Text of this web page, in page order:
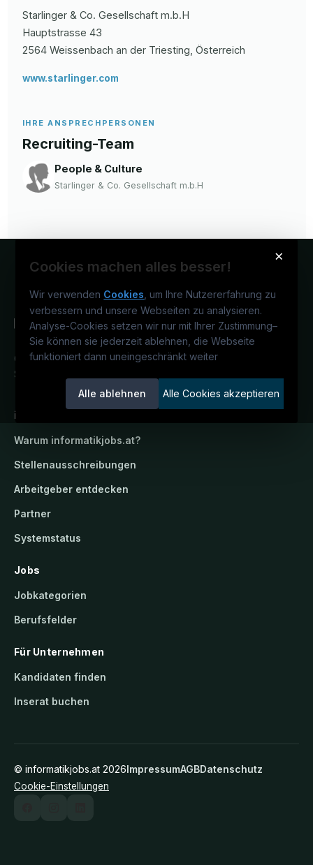
Starlinger & Co. Gesellschaft m.b.H
Hauptstrasse 43
2564 Weissenbach an der Triesting , Österreich
www.starlinger.com
IHRE ANSPRECHPERSONEN
Recruiting-Team
People & Culture
Starlinger & Co. Gesellschaft m.b.H
×
Cookies machen alles besser!
Wir verwenden Cookies , um Ihre Nutzererfahrung zu
verbessern und unsere Webseiten zu analysieren.
Analyse-Cookies setzen wir nur mit Ihrer Zustimmung–
Sie können sie jederzeit ablehnen, die Webseite
funktioniert dann uneingeschränkt weiter
Alle ablehnen Alle Cookies akzeptieren
Österreichs IT-Karriereportal.Ein
Service der candidatis GmbH.
informatikjobs.at
Warum informatikjobs.at?
Stellenausschreibungen
Arbeitgeber entdecken
Partner
Systemstatus
Jobs
Jobkategorien
Berufsfelder
Für Unternehmen
Kandidaten finden
Inserat buchen
© informatikjobs.at 2026ImpressumAGBDatenschutz
Cookie-Einstellungen